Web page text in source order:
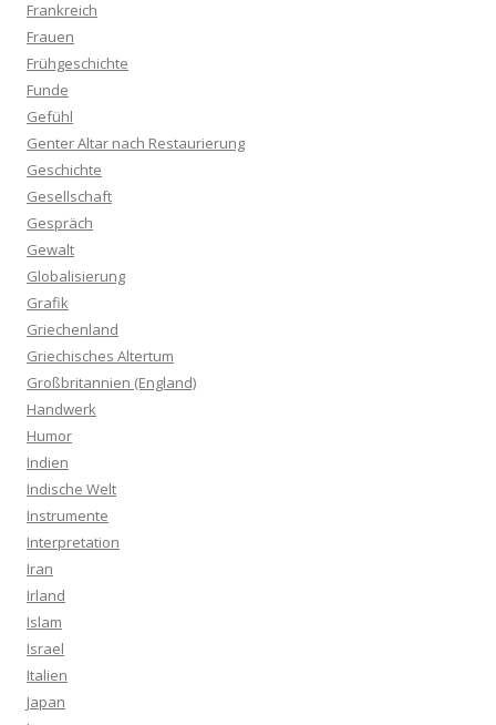
Frankreich
Frauen
Frühgeschichte
Funde
Gefühl
Genter Altar nach Restaurierung
Geschichte
Gesellschaft
Gespräch
Gewalt
Globalisierung
Grafik
Griechenland
Griechisches Altertum
Großbritannien (England)
Handwerk
Humor
Indien
Indische Welt
Instrumente
Interpretation
Iran
Irland
Islam
Israel
Italien
Japan